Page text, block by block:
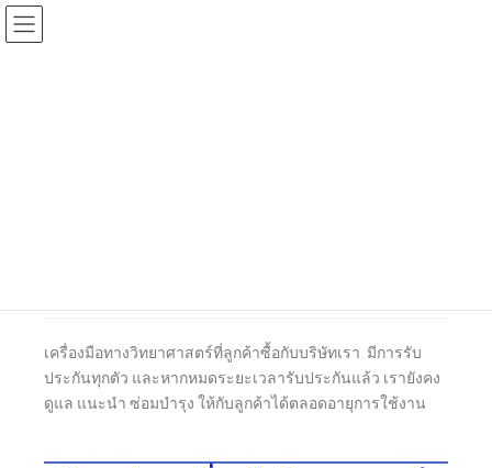
เครื่องมือทางวิทยาศาสตร์ที่ลูกค้าซื้อกับบริษัทเรา มีการรับ
ประกันทุกตัว และหากหมดระยะเวลารับประกันแล้ว เรายังคง
ดูแล แนะนำ ซ่อมบำรุง ให้กับลูกค้าได้ตลอดอายุการใช้งาน